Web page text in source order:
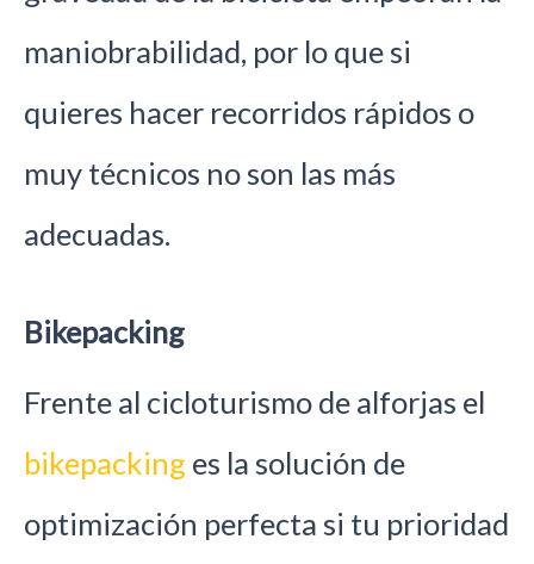
maniobrabilidad, por lo que si
quieres hacer recorridos rápidos o
muy técnicos no son las más
adecuadas.
Bikepacking
Frente al cicloturismo de alforjas el
bikepacking es la solución de
optimización perfecta si tu prioridad